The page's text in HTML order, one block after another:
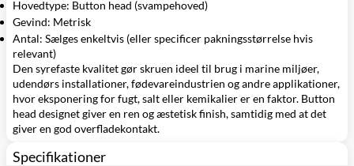
Hovedtype: Button head (svampehoved)
Gevind: Metrisk
Antal: Sælges enkeltvis (eller specificer pakningsstørrelse hvis
relevant)
Den syrefaste kvalitet gør skruen ideel til brug i marine miljøer,
udendørs installationer, fødevareindustrien og andre applikationer,
hvor eksponering for fugt, salt eller kemikalier er en faktor. Button
head designet giver en ren og æstetisk finish, samtidig med at det
giver en god overfladekontakt.
Specifikationer